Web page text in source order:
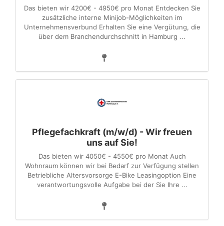
Das bieten wir 4200€ - 4950€ pro Monat Entdecken Sie
zusätzliche interne Minijob-Möglichkeiten im
Unternehmensverbund Erhalten Sie eine Vergütung, die
über dem Branchendurchschnitt in Hamburg ...
Pflegefachkraft (m/w/d) - Wir freuen
uns auf Sie!
Das bieten wir 4050€ - 4550€ pro Monat Auch
Wohnraum können wir bei Bedarf zur Verfügung stellen
Betriebliche Altersvorsorge E-Bike Leasingoption Eine
verantwortungsvolle Aufgabe bei der Sie Ihre ...